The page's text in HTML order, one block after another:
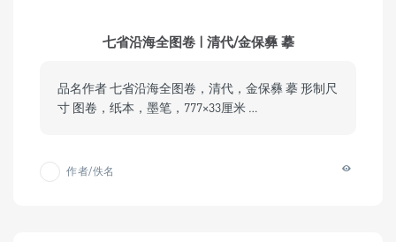
七省沿海全图卷 | 清代/金保彝 摹
品名作者 七省沿海全图卷，清代，金保彝 摹 形制尺
寸 图卷，纸本，墨笔，777×33厘米 …
作者/佚名